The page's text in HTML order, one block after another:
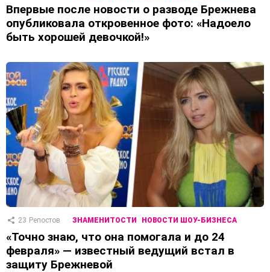
Впервые после новости о разводе Брежнева
опубликовала откровенное фото: «Надоело
быть хорошей девочкой!»
23 Репостов ЗНАМЕНИТОСТИ НОВОСТИ ШОУ-БИЗНЕСА
«Точно знаю, что она помогала и до 24
февраля» — известный ведущий встал в
защиту Брежневой